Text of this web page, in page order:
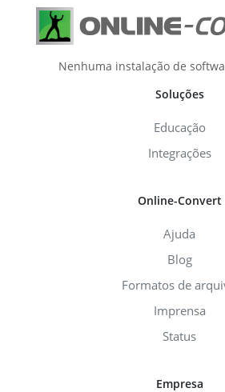
Nenhuma instalação de
Soluções
Educação
Integrações
Online-Convert
Ajuda
Blog
Formatos de
Imprensa
Status
Empresa